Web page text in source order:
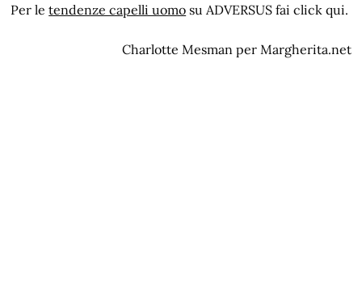
Per letendenze capelli uomo su ADVERSUS fai click qui.
Charlotte Mesman per Margherita.net